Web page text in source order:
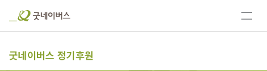
전체
굿네이버스 정기후원